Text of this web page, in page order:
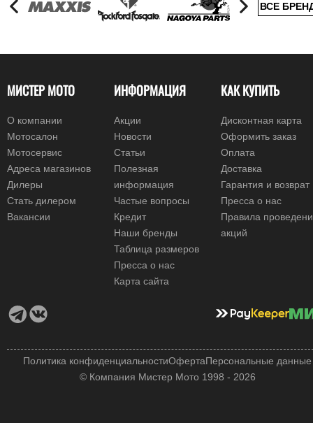
ВСЕ
МИСТЕР МОТО
О компании
Мотосалон
Мотосервис
Адреса магазинов
Дилеры
Стать дилером
Вакансии
ИНФОРМАЦИЯ
Акции
Новости
Статьи
Полезная
информация
Частые вопросы
Кредит
Наши бренды
Таблица размеров
Пресса о нас
Карта сайта
КАК КУПИТЬ
Дисконтная карта
Оформить заказ
Оплата
Доставка
Гарантия и возврат
Пресса о нас
Правила
акций
© Компания Мистер Мото 1998 - 2026
Политика конфиденциальностиОфертаПерсональные данные